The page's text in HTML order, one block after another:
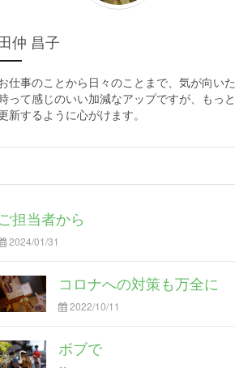
仲 昌子
仕事のことから日々のことまで、気が向いた
って感じのいい加減なアップですが、もっと
新するように心がけます。
ご担当者から
2024/01/31
コロナへの対策も万全に
2022/10/11
ボブで